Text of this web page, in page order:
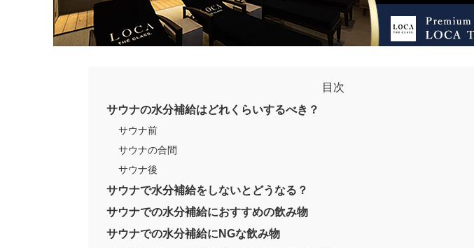
目次
サウナの水分補給はどれくらいするべき？
サウナ前
サウナの合間
サウナ後
サウナで水分補給をしないとどうなる？
サウナでの水分補給におすすめの飲み物
サウナでの水分補給にNGな飲み物